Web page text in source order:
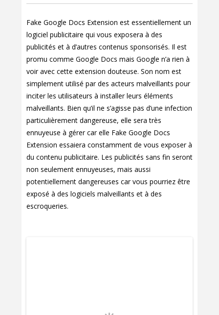
Fake Google Docs Extension est essentiellement un
logiciel publicitaire qui vous exposera à des
publicités et à d’autres contenus sponsorisés. Il est
promu comme Google Docs mais Google n’a rien à
voir avec cette extension douteuse. Son nom est
simplement utilisé par des acteurs malveillants pour
inciter les utilisateurs à installer leurs éléments
malveillants. Bien qu’il ne s’agisse pas d’une infection
particulièrement dangereuse, elle sera très
ennuyeuse à gérer car elle Fake Google Docs
Extension essaiera constamment de vous exposer à
du contenu publicitaire. Les publicités sans fin seront
non seulement ennuyeuses, mais aussi
potentiellement dangereuses car vous pourriez être
exposé à des logiciels malveillants et à des
escroqueries.